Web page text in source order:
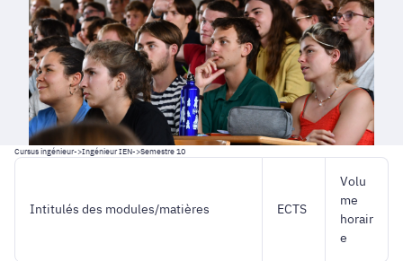
Cursus ingénieur->Ingénieur IEN->Semestre 10
Intitulés des modules/matières ECTS
Volu
me
horair
e